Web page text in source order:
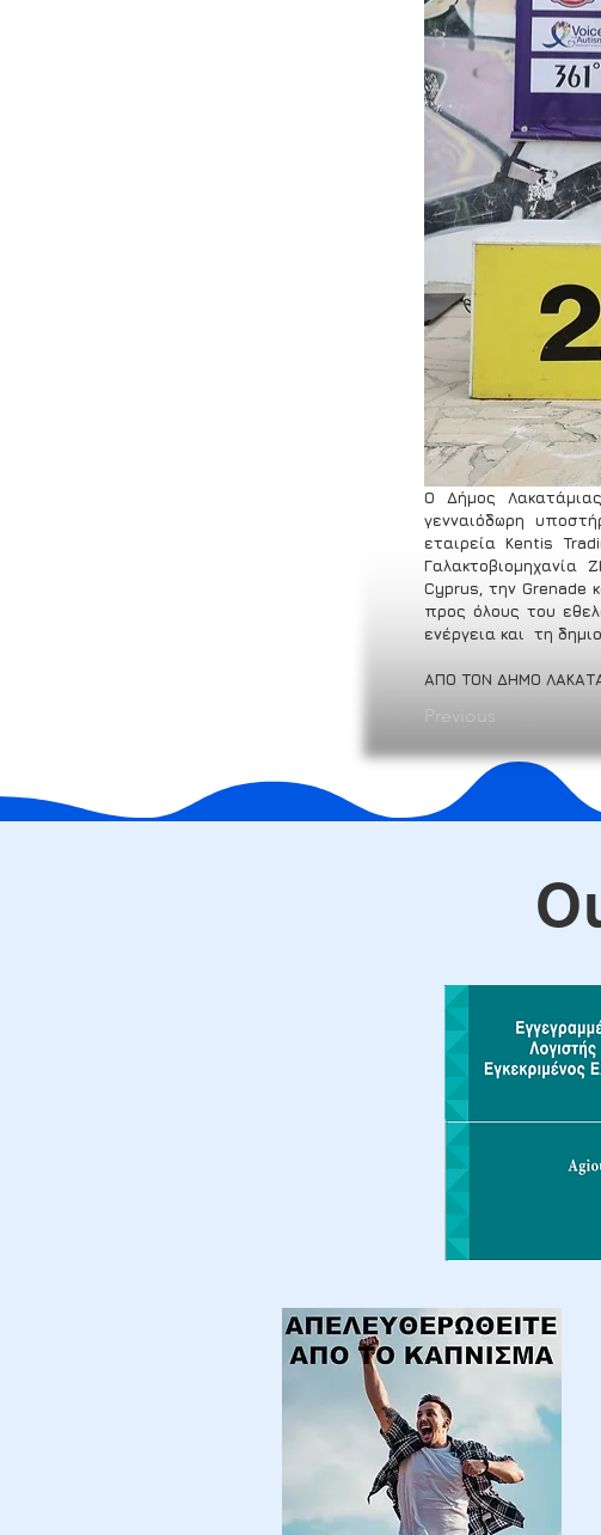
Ο Δήμος
γενναιόδωρη
εταιρεία Kentis
Γαλακτοβιομηχανία
Cyprus, την Grenade
προς όλους του
ενέργεια και  τη
ΑΠΟ ΤΟΝ ΔΗΜΟ
Previous